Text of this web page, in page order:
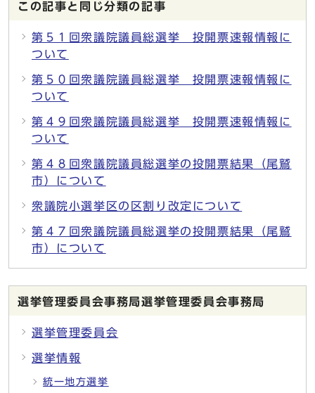
この記事と同じ分類の記事
第５１回衆議院議員総選挙 投開票速報情報に
ついて
第５０回衆議院議員総選挙 投開票速報情報に
ついて
第４９回衆議院議員総選挙 投開票速報情報に
ついて
第４８回衆議院議員総選挙の投開票結果（尾鷲
市）について
衆議院小選挙区の区割り改定について
第４７回衆議院議員総選挙の投開票結果（尾鷲
市）について
選挙管理委員会事務局選挙管理委員会事務局
選挙管理委員会
選挙情報
統一地方選挙